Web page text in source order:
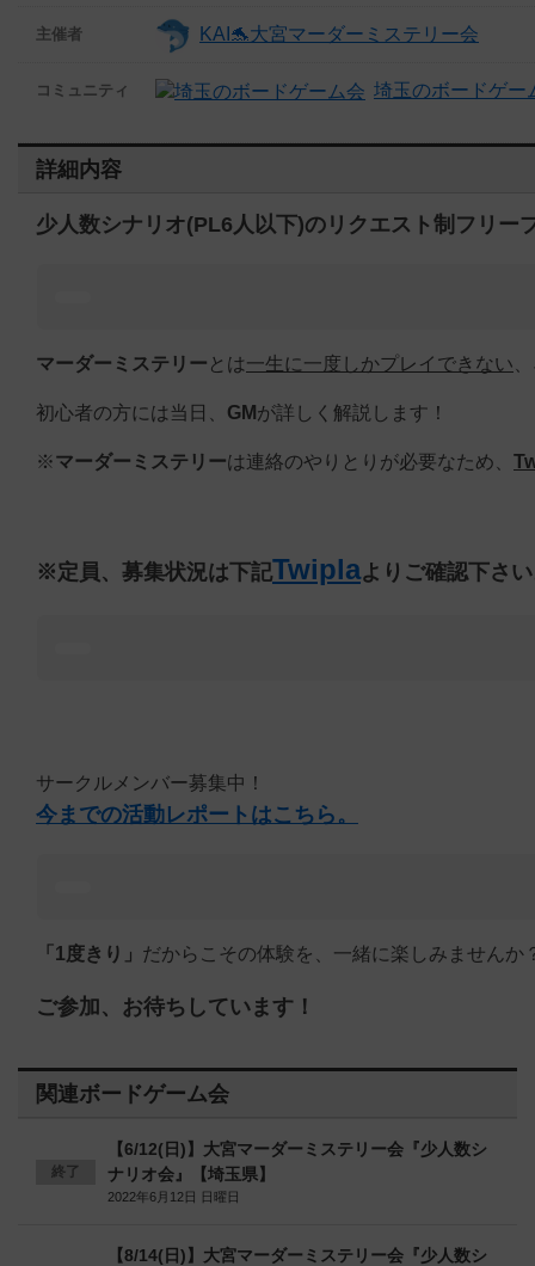
主催者 KAI🐬大宮マーダーミステリー会
コミュニティ 埼玉のボードゲー
詳細内容
少人数シナリオ(PL6人以下)のリクエスト制フリー
マーダーミステリー とは一生に一度しかプレイできない
初心者の方には当日、 GM が詳しく解説します！
※マーダーミステリーは連絡のやりとりが必要なため、
※定員、募集状況は下記Twiplaよりご確認下さ
サークルメンバー募集中！
今までの活動レポートはこちら。
「1度きり」 だからこその体験を、一緒に楽しみませんか
ご参加、お待ちしています！
関連ボードゲーム会
終了
【6/12(日)】大宮マーダーミステリー会『少人数シ
ナリオ会』【埼玉県】
2022年6月12日 日曜日
【8/14(日)】大宮マーダーミステリー会『少人数シ